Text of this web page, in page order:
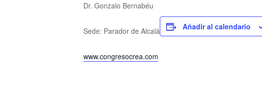
Dr. Gonzalo Bernabéu
Sede: Parador de Alcalá
www.congresocrea.com
Añadir al calendario